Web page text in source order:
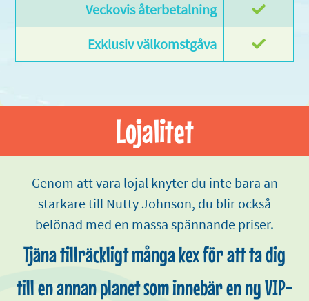
Lojalitet
Genom att vara lojal knyter du inte bara an
starkare till Nutty Johnson, du blir också
belönad med en massa spännande priser.
Tjäna tillräckligt många kex för att ta dig
till en annan planet som innebär en ny VIP-